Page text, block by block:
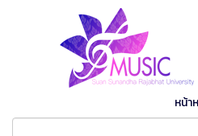
หน้า